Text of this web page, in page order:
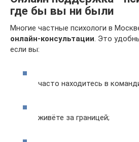
где бы вы ни были
Многие частные психологи в
онлайн-консультации . Это
если вы:
часто находитесь в
живёте за границей;